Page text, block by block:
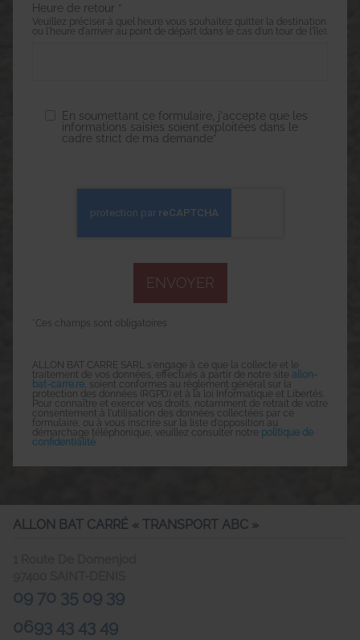
Heure de retour *
Veuillez préciser à quel heure vous souhaitez quitter la destination
ou l'heure d'arriver au point de départ (dans le cas d'un tour de l'île).
En soumettant ce formulaire, j'accepte que les
informations saisies soient exploitées dans le
cadre strict de ma demande*
*Ces champs sont obligatoires
ALLON BAT CARRE SARL s'engage à ce que la collecte et le
traitement de vos données, effectués à partir de notre site allon-
bat-carre.re , soient conformes au règlement général sur la
protection des données (RGPD) et à la loi Informatique et Libertés.
Pour connaître et exercer vos droits, notamment de retrait de votre
consentement à l'utilisation des données collectées par ce
formulaire, ou à vous inscrire sur la liste d'opposition au
démarchage téléphonique, veuillez consulter notre politique de
confidentialité
ALLON BAT CARRÉ « TRANSPORT ABC »
09 70 35 09 39
0693 43 43 49